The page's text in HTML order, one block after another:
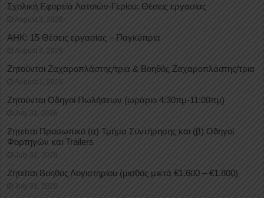
Σχολική Εφορεία Λατσιών-Γερίου: Θέσεις εργασίας
August 3, 2026
ΑΗΚ: 15 Θέσεις εργασίας – Παγκύπρια
August 3, 2026
Ζητούνται Ζαχαροπλάστης/τρια & Βοηθός Ζαχαροπλάστης/τρια
August 1, 2026
Ζητούνται Οδηγοί Πωλήσεων (ωράριο 4:30πμ-11:00πμ)
July 31, 2026
Ζητείται Προσωπικό (α) Τμήμα Συντήρησης και (β) Οδηγοί
Φορτηγών και Trailers
July 31, 2026
Ζητείται Βοηθός Λογιστηρίου (μισθός μικτά €1.600 – €1.800)
July 31, 2026